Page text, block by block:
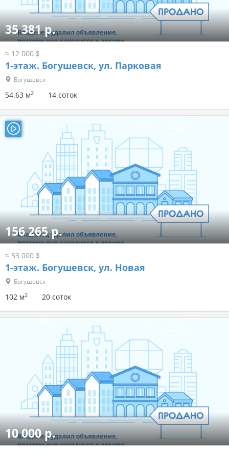
35 381 р.
≈ 12 000 $
1-этаж. Богушевск, ул. Парковая
Богушевск
54.63 м2 14 соток
156 265 р.
≈ 53 000 $
1-этаж. Богушевск, ул. Новая
Богушевск
102 м2 20 соток
10 000 р.